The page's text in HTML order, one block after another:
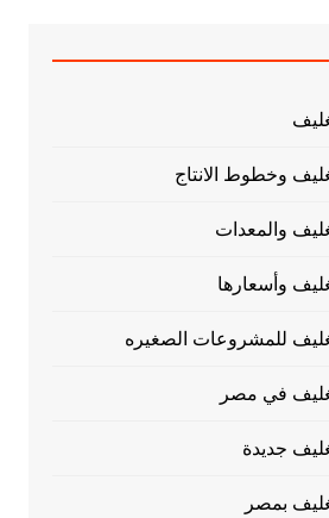
وخطوط الانتاج
والمعدات
وأسعارها
للمشروعات الصغيره
في مصر
جديدة
بمصر